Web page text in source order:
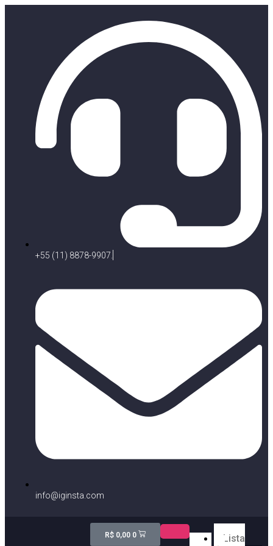
+55 (11) 8878-9907.
info@iginsta.com
R$0,00 0
Lista